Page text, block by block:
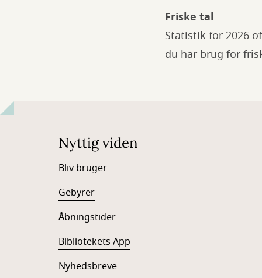
Friske tal
Statistik for 2026
du har brug for
Nyttig viden
Bliv bruger
Gebyrer
Åbningstider
Bibliotekets App
Nyhedsbreve